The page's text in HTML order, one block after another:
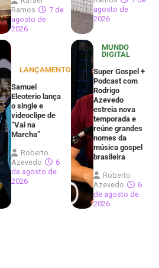
Ramos
7 de
agosto de
2026
agosto de
2026
LANÇAMENTOS
Samuel
Eleoterio lança
o single e
videoclipe de
“Vai na
Marcha”
Roberto
Azevedo
6
de agosto de
2026
MUNDO
DIGITAL
Super Gospel +
Podcast com
Rodrigo
Azevedo
estreia nova
temporada e
reúne grandes
nomes da
música gospel
brasileira
Roberto
Azevedo
6
de agosto de
2026